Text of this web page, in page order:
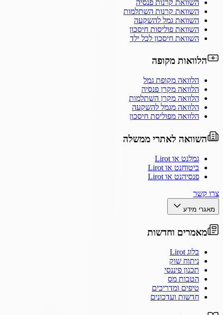
השוואת קרנות פנסיה
השוואת קרנות השתלמות
השוואת גמל להשקעה
השוואת פוליסות חיסכון
השוואת חיסכון לכל ילד
הלוואות מקופה
הלוואה מקופת גמל
הלוואה מקרן פנסיה
הלוואה מקרן השתלמות
הלוואה מגמל להשקעה
הלוואה מפוליסת חיסכון
השוואה לאתרי ממשלה
גמלנט או Lirot
ביטוחנט או Lirot
פנסיהנט או Lirot
צרו קשר
מאגרי מידע
מאמרים וחדשות
בלוג Lirot
ניתוח שוק
תכנון פיננסי
הטבות מס
טיפים ומדריכים
חדשות ועדכונים